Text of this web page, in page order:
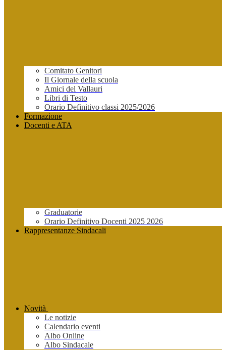
Comitato Genitori
Il Giornale della scuola
Amici del Vallauri
Libri di Testo
Orario Definitivo classi 2025/2026
Formazione
Docenti e ATA
Graduatorie
Orario Definitivo Docenti 2025 2026
Rappresentanze Sindacali
Novità
Le notizie
Calendario eventi
Albo Online
Albo Sindacale